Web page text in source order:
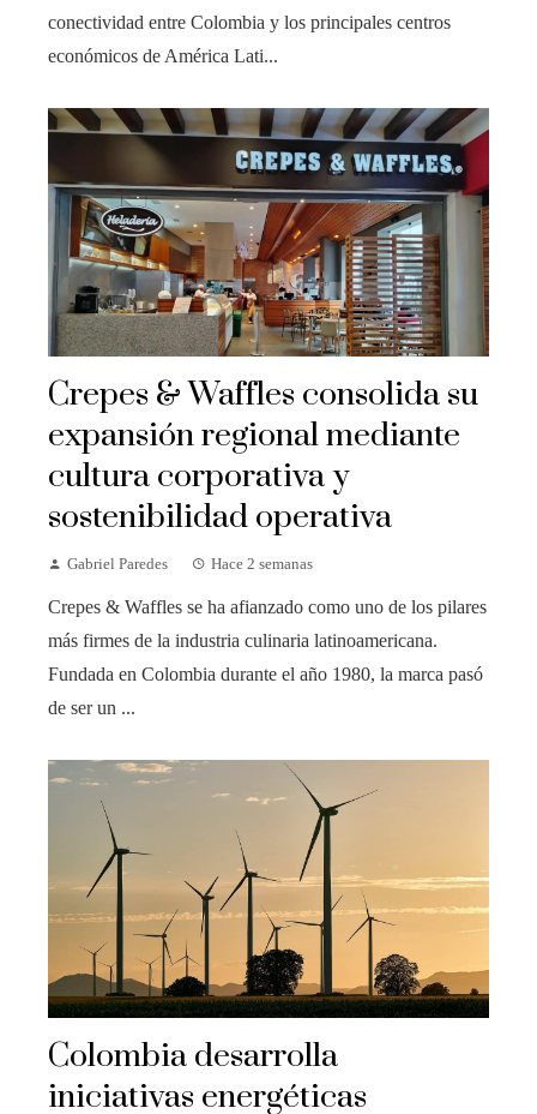
conectividad entre Colombia y los principales centros
económicos de América Lati...
Crepes & Waffles consolida su
expansión regional mediante
cultura corporativa y
sostenibilidad operativa
Gabriel Paredes Hace 2 semanas
Crepes & Waffles se ha afianzado como uno de los pilares
más firmes de la industria culinaria latinoamericana.
Fundada en Colombia durante el año 1980, la marca pasó
de ser un ...
Colombia desarrolla
iniciativas energéticas